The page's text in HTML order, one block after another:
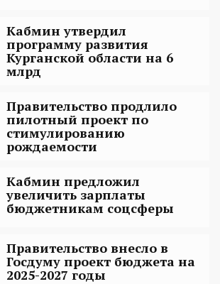
Кабмин утвердил
программу развития
Курганской области на 6
млрд
Правительство продлило
пилотный проект по
стимулированию
рождаемости
Кабмин предложил
увеличить зарплаты
бюджетникам соцсферы
Правительство внесло в
Госдуму проект бюджета на
2025-2027 годы